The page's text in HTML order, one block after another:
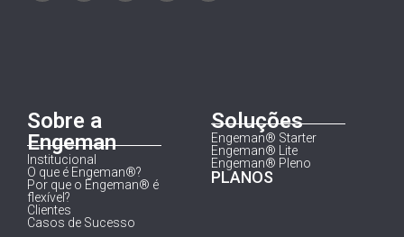
Sobre a
Engeman
Institucional
O que é Engeman®?
Por que o Engeman® é
flexível?
Clientes
Casos de Sucesso
Soluções
Engeman® Starter
Engeman® Lite
Engeman® Pleno
PLANOS